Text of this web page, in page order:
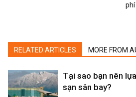
RELATED ARTICLES MORE FROM
Tại sao bạn nên
sạn sân bay?